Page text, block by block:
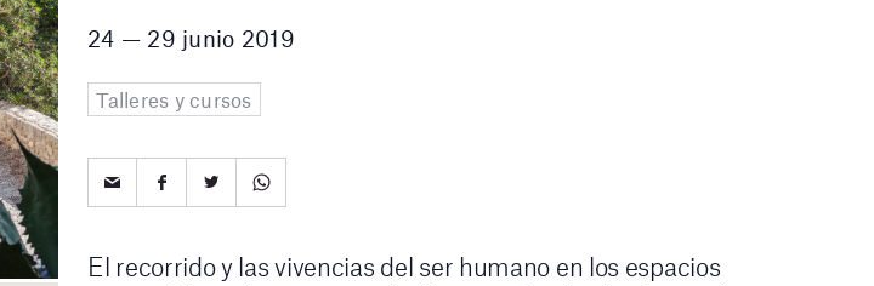
24 — 29 junio 2019
Talleres y cursos
El recorrido y las vivencias del ser humano en los espacios